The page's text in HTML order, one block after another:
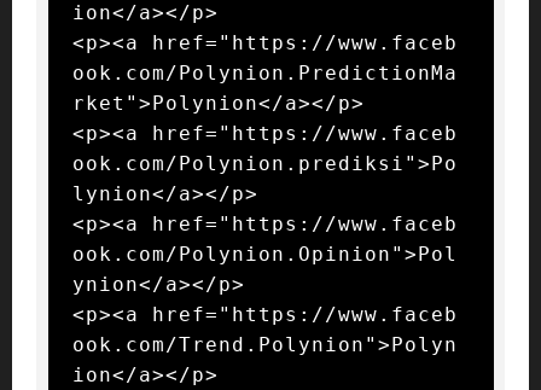
ion</a></p>
<p><a href="https://www.faceb
ook.com/Polynion.PredictionMa
rket">Polynion</a></p>
<p><a href="https://www.faceb
ook.com/Polynion.prediksi">Po
lynion</a></p>
<p><a href="https://www.faceb
ook.com/Polynion.Opinion">Pol
ynion</a></p>
<p><a href="https://www.faceb
ook.com/Trend.Polynion">Polyn
ion</a></p>